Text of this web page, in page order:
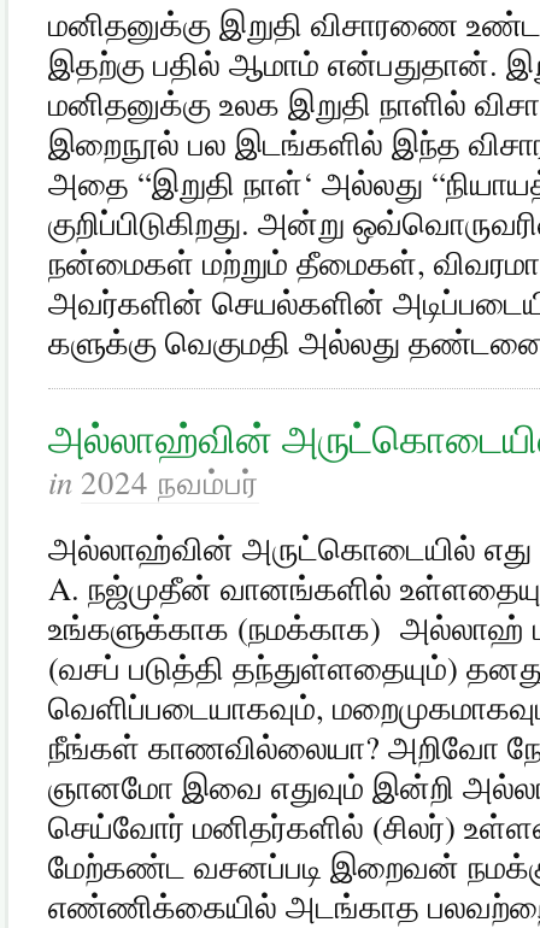
மனிதனுக்கு இறுதி விசாரணை
இதற்கு பதில் ஆமாம் என்பதுதான்.
மனிதனுக்கு உலக இறுதி நாளில்
இறைநூல் பல இடங்களில் இந்த
அதை “இறுதி நாள்‘ அல்லது
குறிப்பிடுகிறது. அன்று
நன்மைகள் மற்றும் தீமைகள்,
அவர்களின் செயல்களின்
களுக்கு வெகுமதி அல்லது
அல்லாஹ்வின்
in 2024 நவம்பர்
அல்லாஹ்வின் அருட்கொடையில் எது
A. நஜ்முதீன் வானங்களில்
உங்களுக்காக (நமக்காக) அல்லாஹ்
(வசப் படுத்தி தந்துள்ளதையும்)
வெளிப்படையாகவும்,
நீங்கள் காணவில்லையா? அறிவோ
ஞானமோ இவை எதுவும் இன்றி
செய்வோர் மனிதர்களில் (சிலர்)
மேற்கண்ட வசனப்படி இறைவன்
எண்ணிக்கையில் அடங்காத